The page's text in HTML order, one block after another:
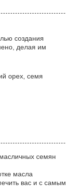
создания
делая им
орех, семя
семян
масла
вас и с самым